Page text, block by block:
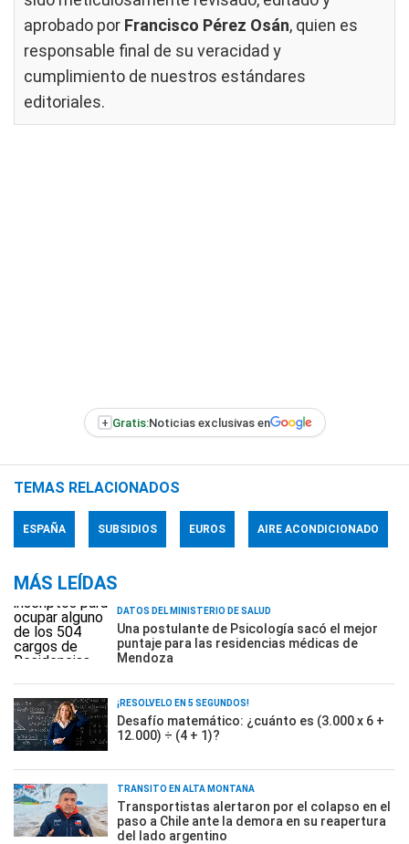
aprobado por Francisco Pérez Osán, quien es
responsable final de su veracidad y
cumplimiento de nuestros estándares
editoriales.
+ Gratis:Noticias exclusivas en
TEMAS RELACIONADOS
ESPAÑA SUBSIDIOS EUROS AIRE ACONDICIONADO
MÁS LEÍDAS
DATOS DEL MINISTERIO DE SALUD
Una postulante de Psicología sacó el mejor
puntaje para las residencias médicas de
Mendoza
¡RESOLVELO EN 5 SEGUNDOS!
Desafío matemático: ¿cuánto es (3.000 x 6 +
12.000) ÷ (4 + 1)?
TRÁNSITO EN ALTA MONTAÑA
Transportistas alertaron por el colapso en el
paso a Chile ante la demora en su reapertura
del lado argentino